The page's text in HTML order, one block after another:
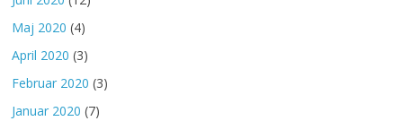
Maj 2020 (4)
April 2020 (3)
Februar 2020 (3)
Januar 2020 (7)